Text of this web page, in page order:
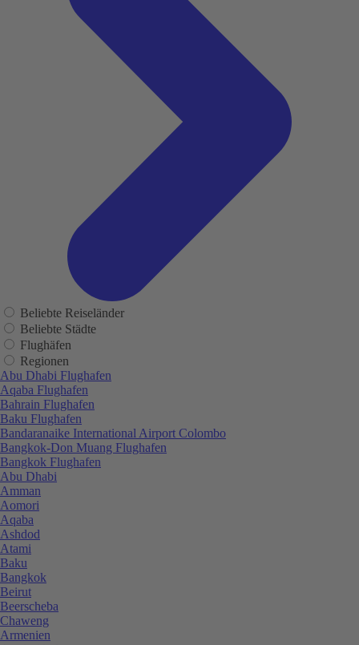
Beliebte Reiseländer
Beliebte Städte
Flughäfen
Regionen
Abu Dhabi Flughafen
Aqaba Flughafen
Bahrain Flughafen
Baku Flughafen
Bandaranaike International Airport Colombo
Bangkok-Don Muang Flughafen
Bangkok Flughafen
Abu Dhabi
Amman
Aomori
Aqaba
Ashdod
Atami
Baku
Bangkok
Beirut
Beerscheba
Chaweng
Armenien